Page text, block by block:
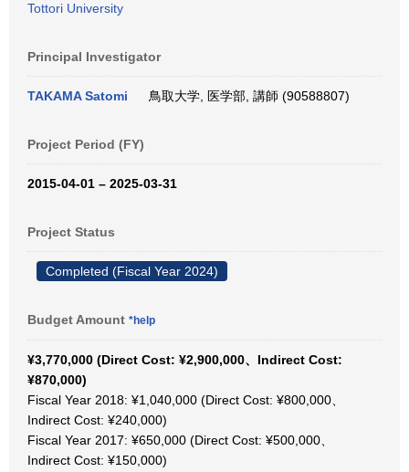
Tottori University
Principal Investigator
TAKAMA Satomi 鳥取大学, 医学部, 講師 (90588807)
Project Period (FY)
2015-04-01 – 2025-03-31
Project Status
Completed (Fiscal Year 2024)
Budget Amount *help
¥3,770,000 (Direct Cost: ¥2,900,000、Indirect Cost:
¥870,000)
Fiscal Year 2018: ¥1,040,000 (Direct Cost: ¥800,000、
Indirect Cost: ¥240,000)
Fiscal Year 2017: ¥650,000 (Direct Cost: ¥500,000、
Indirect Cost: ¥150,000)